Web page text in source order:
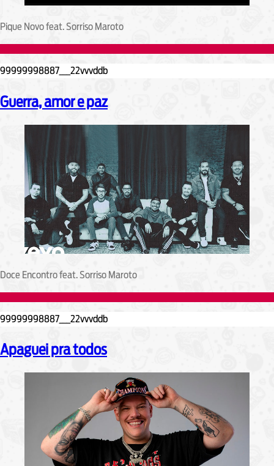
Pique Novo feat. Sorriso Maroto
Guerra, amor e paz
Doce Encontro feat. Sorriso Maroto
Apaguei pra todos